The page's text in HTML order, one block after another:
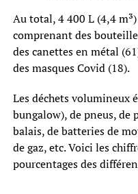
Au total, 4 400 L (4,4
comprenant des
des canettes en métal
des masques Covid (18).
Les déchets volumineux
bungalow), de pneus, de
balais, de batteries de
de gaz, etc. Voici les
pourcentages des